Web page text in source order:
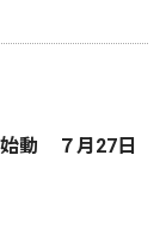
動 ７月27日